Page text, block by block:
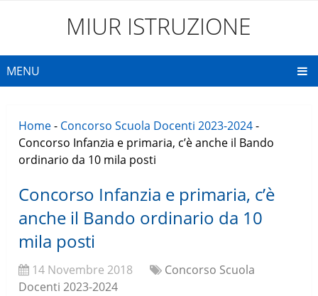
MIUR ISTRUZIONE
MENU
Home- Concorso Scuola Docenti 2023-2024-
Concorso Infanzia e primaria, c’è anche il Bando
ordinario da 10 mila posti
Concorso Infanzia e primaria, c’è
anche il Bando ordinario da 10
mila posti
14 Novembre 2018
Concorso Scuola
Docenti 2023-2024